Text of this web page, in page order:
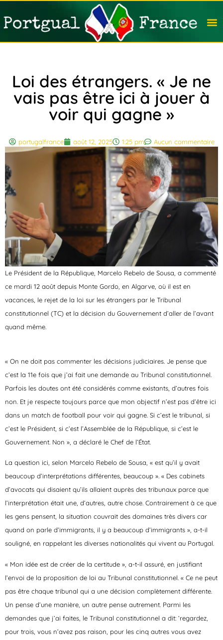
Loi des étrangers. « Je ne
vais pas être ici à jouer à
voir qui gagne »
portugalfrance août 12, 2025 1:25 pm Aucun commentaire
Le Président de la République, Marcelo Rebelo de Sousa, a commenté
ce mardi 12 août depuis Monte Gordo, en Algarve, où il est en
vacances, le rejet de la loi sur les étrangers par le Tribunal
constitutionnel (TC) et la décision du Gouvernement d’aller de l’avant
quand même.
« On ne doit pas commenter les décisions judiciaires. Je pense que
c’est la 11e fois que j’ai fait une demande au Tribunal constitutionnel.
Parfois les doutes ont été considérés comme existants, d’autres fois
non. Et je respecte toujours parce que mon objectif n’est pas d’être ici
dans un match de football pour voir qui gagne. Si c’est le tribunal, si
c’est le Président, si c’est l’Assemblée de la République, si c’est le
Gouvernement. Non », a déclaré le Chef de l’État.
La question ici, selon Marcelo Rebelo de Sousa, « est qu’il y avait
beaucoup d’interprétations différentes, beaucoup ». « Des cabinets
d’avocats qui disaient qu’ils allaient auprès des tribunaux parce que
l’interprétation était une, d’autres, autre chose. Contrairement à ce que
les gens pensent, la situation couvrait des domaines très divers car
quand on parle d’immigrants, il y a beaucoup d’immigrants », a-t-il
souligné, en rappelant les diverses nationalités qui vivent au Portugal.
« Mon idée est de créer de la certitude », a-t-il assuré, en justifiant
l’envoi de la proposition de loi au Tribunal constitutionnel. « Ce ne peut
pas être chaque tribunal qui a une décision complètement différente.
Un pense d’une manière, un autre pense autrement. Parmi les
demandes que j’ai faites, le Tribunal constitutionnel a dit: ‘regardez,
pour trois, vous n’avez pas raison, pour les cinq autres vous avez